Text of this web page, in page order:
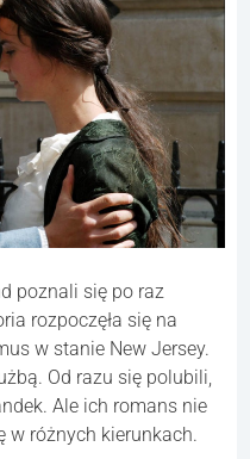
poznali się po raz
rozpoczęła się na
w stanie New Jersey.
Od razu się polubili,
Ale ich romans nie
w różnych kierunkach.